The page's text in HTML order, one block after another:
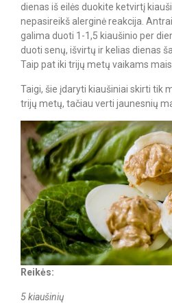
dienas iš eilės duokite ketvirtį
nepasireikš alerginė reakcija.
galima duoti 1-1,5 kiaušinio per
duoti senų, išvirtų ir kelias dienas
Taip pat iki trijų metų vaikams
Taigi, šie įdaryti kiaušiniai skirti tik
trijų metų, tačiau verti jaunesnių
Reikės:
5 kiaušinių